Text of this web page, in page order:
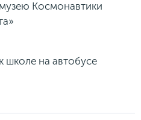
Космонавтики
школе на автобусе